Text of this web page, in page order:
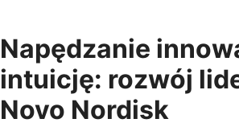
Napędzanie
intuicję: rozwój
Novo Nordisk